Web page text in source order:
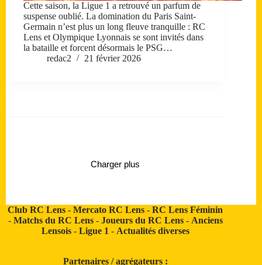
Cette saison, la Ligue 1 a retrouvé un parfum de
suspense oublié. La domination du Paris Saint-
Germain n’est plus un long fleuve tranquille : RC
Lens et Olympique Lyonnais se sont invités dans
la bataille et forcent désormais le PSG…
redac2
21 février 2026
Charger plus
Club RC Lens -Mercato RC Lens -RC Lens Féminin
- Matchs du RC Lens- Joueurs du RC Lens- Anciens
Lensois- Ligue 1 - Actualités diverses
Partenaires / agrégateurs :